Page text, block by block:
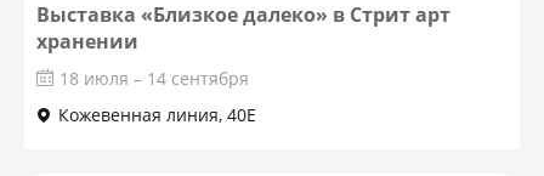
Выставка «Близкое далеко» в Стрит арт
хранении
18 июля – 14 сентября
Кожевенная линия, 40Е